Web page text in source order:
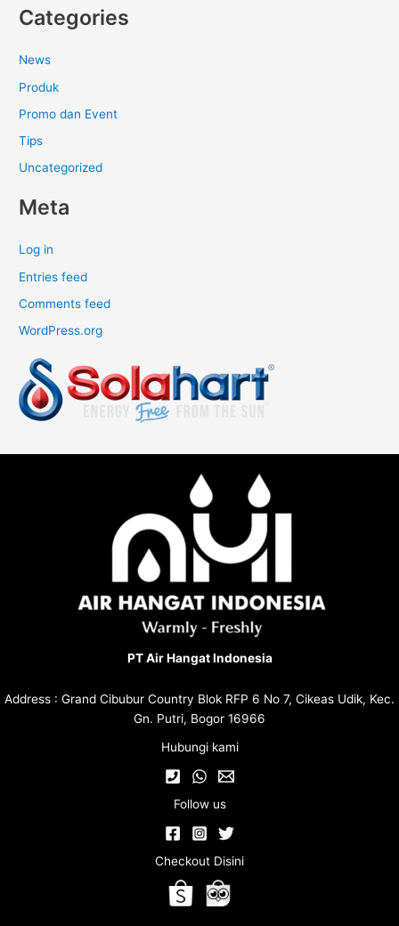
Categories
News
Produk
Promo dan Event
Tips
Uncategorized
Meta
Log in
Entries feed
Comments feed
WordPress.org
PT Air Hangat Indonesia
Address : Grand Cibubur Country Blok RFP 6 No 7, Cikeas Udik, Kec.
Gn. Putri, Bogor 16966
Hubungi kami
Follow us
Checkout Disini